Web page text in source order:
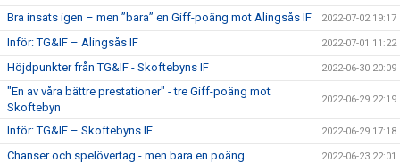
Bra insats igen – men ”bara” en Giff-poäng mot Alingsås IF 2022-07-02 19:17
Inför: TG&IF – Alingsås IF 2022-07-01 11:22
Höjdpunkter från TG&IF - Skoftebyns IF 2022-06-30 20:09
"En av våra bättre prestationer" - tre Giff-poäng mot
Skoftebyn
2022-06-29 22:19
Inför: TG&IF – Skoftebyns IF 2022-06-29 17:18
Chanser och spelövertag - men bara en poäng 2022-06-23 22:01